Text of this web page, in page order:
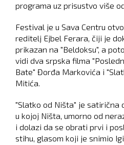
programa uz prisustvo više
Festival je u Sava Centru
reditelj Ejbel Ferara, čiji je
prikazan na "Beldoksu", a
vidi dva srpska filma
Bate" Đorđa Markovića i
Mitića.
"Slatko od Ništa" je satirična
u kojoj Ništa, umorno od
i dolazi da se obrati prvi i
stihu, glasom koji je snimio